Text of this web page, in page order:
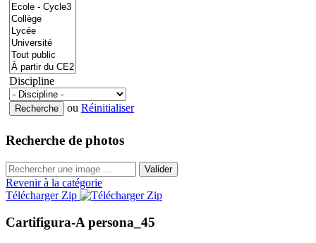
Discipline
ou Réinitialiser
Recherche de photos
Valider
Revenir à la catégorie
Télécharger Zip
Cartifigura-A persona_45